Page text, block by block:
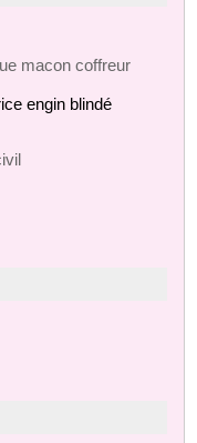
macon coffreur
engin blindé